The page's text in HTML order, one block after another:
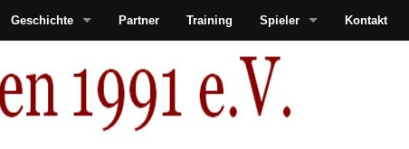
Geschichte Partner Training Spieler Kontakt